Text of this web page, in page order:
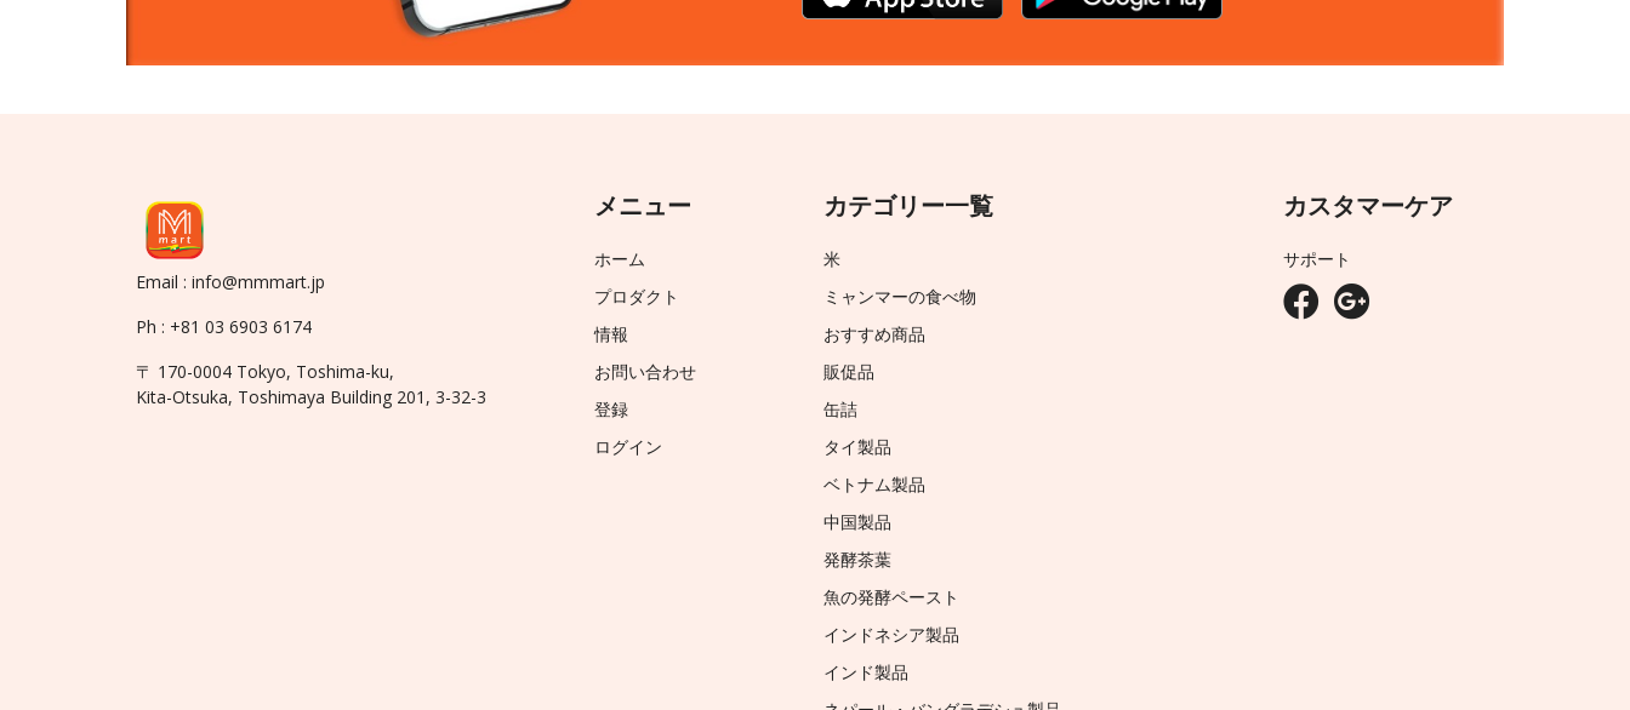
Email : info@mmmart.jp
Ph : +81 03 6903 6174
〒 170-0004 Tokyo, Toshima-ku,
Kita-Otsuka, Toshimaya Building 201, 3-32-3
メニュー
ホーム
プロダクト
情報
お問い合わせ
登録
ログイン
カテゴリー一覧
米
ミャンマーの食べ物
おすすめ商品
販促品
缶詰
タイ製品
ベトナム製品
中国製品
発酵茶葉
魚の発酵ペースト
インドネシア製品
インド製品
カスタマーケア
サポート